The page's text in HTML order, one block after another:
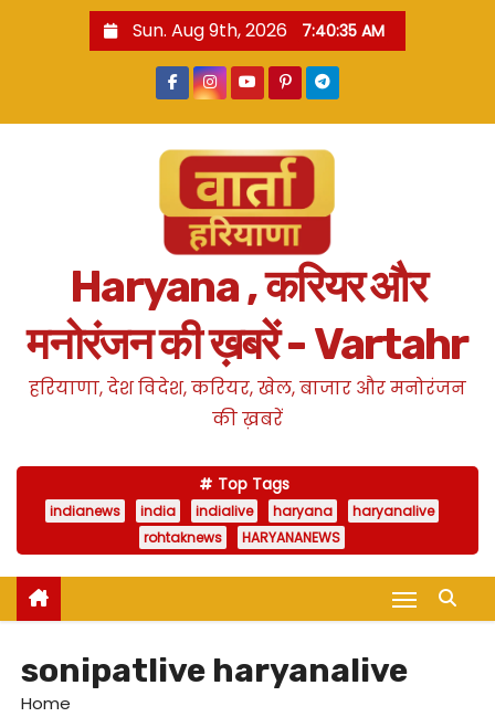
Sun. Aug 9th, 2026 7:40:36 AM
Haryana , करियर और
मनोरंजन की ख़बरें - Vartahr
हरियाणा, देश विदेश, करियर, खेल, बाजार और मनोरंजन
की ख़बरें
Top Tags
indianews india indialive haryana
haryanalive
rohtaknews
HARYANANEWS
sonipatlive haryanalive
Home